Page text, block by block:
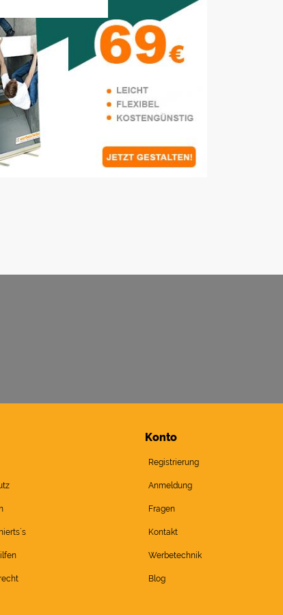
Konto
Registrierung
Anmeldung
Fragen
Kontakt
Werbetechnik
Blog